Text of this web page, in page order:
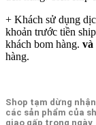
+ Khách sử dụng
khoản trước tiền
khách bom hàng. và
hàng.
Shop tạm dừng
các sản phẩm của
giao gấp trong ngày